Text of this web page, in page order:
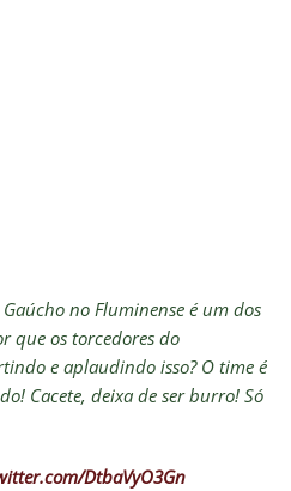
no Fluminense é um dos
que os torcedores do
e aplaudindo isso? O time é
Cacete, deixa de ser burro! Só
DtbaVyO3Gn